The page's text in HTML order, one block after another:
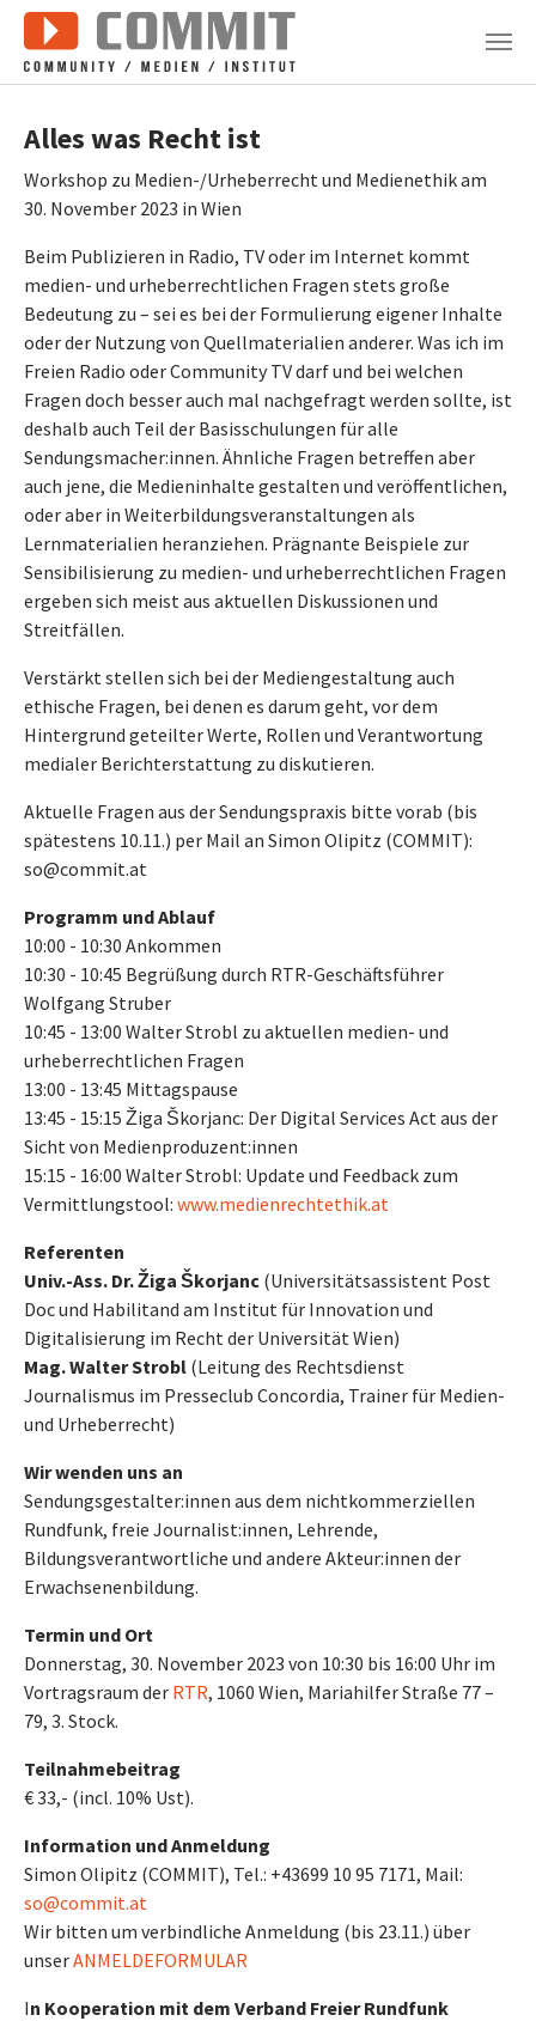
Zum Hauptinhalt springen
Alles was Recht ist
Workshop zu Medien-/Urheberrecht und Medienethik am
30. November 2023 in Wien
Beim Publizieren in Radio, TV oder im Internet kommt
medien- und urheberrechtlichen Fragen stets große
Bedeutung zu – sei es bei der Formulierung eigener Inhalte
oder der Nutzung von Quellmaterialien anderer. Was ich im
Freien Radio oder Community TV darf und bei welchen
Fragen doch besser auch mal nachgefragt werden sollte, ist
deshalb auch Teil der Basisschulungen für alle
Sendungsmacher:innen. Ähnliche Fragen betreffen aber
auch jene, die Medieninhalte gestalten und veröffentlichen,
oder aber in Weiterbildungsveranstaltungen als
Lernmaterialien heranziehen. Prägnante Beispiele zur
Sensibilisierung zu medien- und urheberrechtlichen Fragen
ergeben sich meist aus aktuellen Diskussionen und
Streitfällen.
Verstärkt stellen sich bei der Mediengestaltung auch
ethische Fragen, bei denen es darum geht, vor dem
Hintergrund geteilter Werte, Rollen und Verantwortung
medialer Berichterstattung zu diskutieren.
Aktuelle Fragen aus der Sendungspraxis bitte vorab (bis
spätestens 10.11.) per Mail an Simon Olipitz (COMMIT):
so@commit.at
Programm und Ablauf
10:00 - 10:30 Ankommen
10:30 - 10:45 Begrüßung durch RTR-Geschäftsführer
Wolfgang Struber
10:45 - 13:00 Walter Strobl zu aktuellen medien- und
urheberrechtlichen Fragen
13:00 - 13:45 Mittagspause
13:45 - 15:15 Žiga Škorjanc: Der Digital Services Act aus der
Sicht von Medienproduzent:innen
15:15 - 16:00 Walter Strobl: Update und Feedback zum
Vermittlungstool: www.medienrechtethik.at
Referenten
Univ.-Ass. Dr. Žiga Škorjanc (Universitätsassistent Post
Doc und Habilitand am Institut für Innovation und
Digitalisierung im Recht der Universität Wien)
Mag. Walter Strobl (Leitung des Rechtsdienst
Journalismus im Presseclub Concordia, Trainer für Medien-
und Urheberrecht)
Wir wenden uns an
Sendungsgestalter:innen aus dem nichtkommerziellen
Rundfunk, freie Journalist:innen, Lehrende,
Bildungsverantwortliche und andere Akteur:innen der
Erwachsenenbildung.
Termin und Ort
Donnerstag, 30. November 2023 von 10:30 bis 16:00 Uhr im
Vortragsraum der RTR, 1060 Wien, Mariahilfer Straße 77 –
79, 3. Stock.
Teilnahmebeitrag
€ 33,- (incl. 10% Ust).
Information und Anmeldung
Simon Olipitz (COMMIT), Tel.: +43699 10 95 7171, Mail:
so@commit.at
Wir bitten um verbindliche Anmeldung (bis 23.11.) über
unserANMELDEFORMULAR
In Kooperation mit dem Verband Freier Rundfunk